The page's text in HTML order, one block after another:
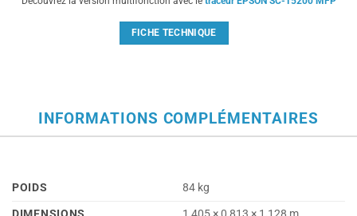
FICHE TECHNIQUE
INFORMATIONS COMPLÉMENTAIRES
POIDS
84 kg